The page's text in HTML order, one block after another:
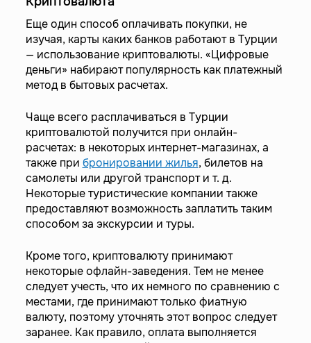
Еще один способ оплачивать покупки, не
изучая, карты каких банков работают в Турции
— использование криптовалюты. «Цифровые
деньги» набирают популярность как платежный
метод в бытовых расчетах.
Чаще всего расплачиваться в Турции
криптовалютой получится при онлайн-
расчетах: в некоторых интернет-магазинах, а
также при бронировании жилья, билетов на
самолеты или другой транспорт и т. д.
Некоторые туристические компании также
предоставляют возможность заплатить таким
способом за экскурсии и туры.
Кроме того, криптовалюту принимают
некоторые офлайн-заведения. Тем не менее
следует учесть, что их немного по сравнению с
местами, где принимают только фиатную
валюту, поэтому уточнять этот вопрос следует
заранее. Как правило, оплата выполняется